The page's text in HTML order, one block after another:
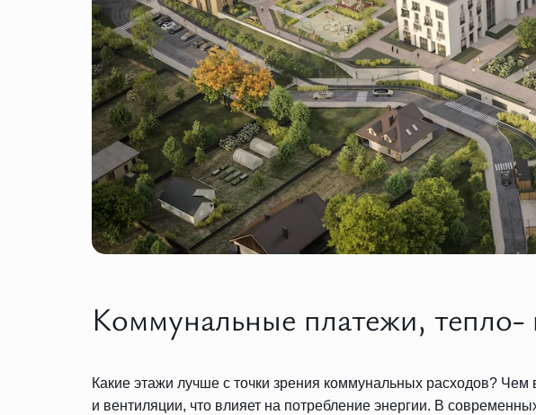
Коммунальные платежи, тепло-
Какие этажи лучше с точки зрения коммунальных расходов?
и вентиляции, что влияет на потребление энергии. В